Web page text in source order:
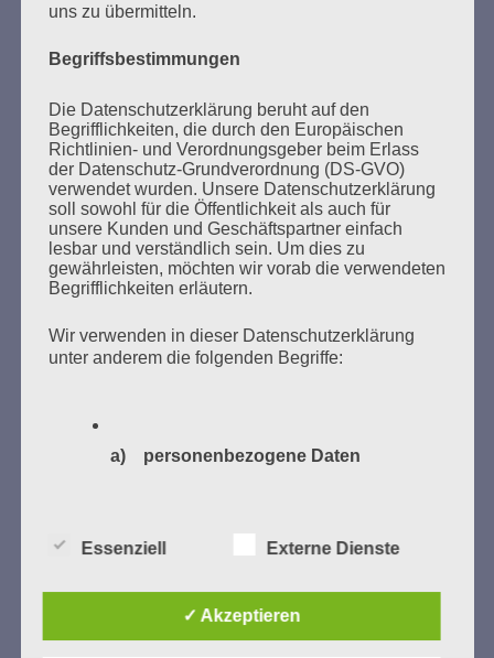
Zum 13. Monat des Gedenkens in Hamburg-
Eimsbüttel
Gedenken als Erinnerung für eine Zukunft, die ein
Vom 20. April bis 14. Juni 2026
uns zu übermitteln.
Begriffsbestimmungen
Die Datenschutzerklärung beruht auf den
Begrifflichkeiten, die durch den Europäischen
Richtlinien- und Verordnungsgeber beim Erlass
der Datenschutz-Grundverordnung (DS-GVO)
verwendet wurden. Unsere Datenschutzerklärung
soll sowohl für die Öffentlichkeit als auch für
unsere Kunden und Geschäftspartner einfach
lesbar und verständlich sein. Um dies zu
gewährleisten, möchten wir vorab die verwendeten
Begrifflichkeiten erläutern.
Wir verwenden in dieser Datenschutzerklärung
unter anderem die folgenden Begriffe:
a) personenbezogene Daten
identifizierte oder identifizierbare
identifizierbar wird eine natürliche Person
angesehen, die direkt oder indirekt,
insbesondere mittels Zuordnung zu einer
Essenziell Externe Dienste
✓ Akzeptieren